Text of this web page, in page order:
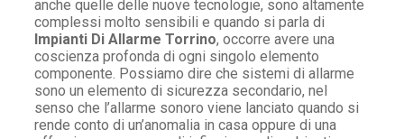
anche quelle delle nuove tecnologie, sono altamente
complessi molto sensibili e quando si parla di
Impianti Di Allarme Torrino, occorre avere una
coscienza profonda di ogni singolo elemento
componente. Possiamo dire che sistemi di allarme
sono un elemento di sicurezza secondario, nel
senso che l’allarme sonoro viene lanciato quando si
rende conto di un’anomalia in casa oppure di una